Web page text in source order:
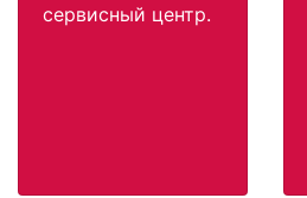
сервисный центр.